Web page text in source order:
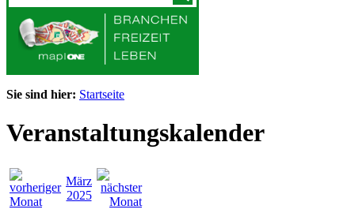
Sie sind hier: Startseite
Veranstaltungskalender
März
2025